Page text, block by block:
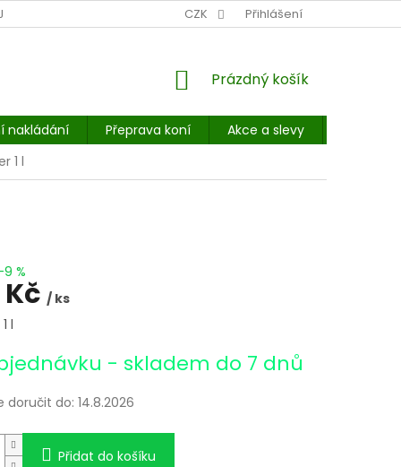
MÍSTO: BALÍKOVNA, PPL, GLS, SUPERVÝDEJNY, UPS
CZK Přihlášení
NÁKUPNÍ
Prázdný košík
nakládání Přeprava koní Akce a slevy
1 l
%
/ ks
l
- skladem do 7 dnů
doručit do: 14.8.2026
Přidat do košíku